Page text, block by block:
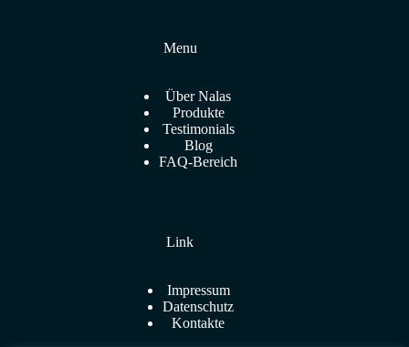
Menu
Über Nalas
Produkte
Testimonials
Blog
FAQ-Bereich
Link
Impressum
Datenschutz
Kontakte